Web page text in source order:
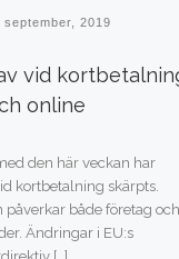
september, 2019
vid
online
den här veckan har
kortbetalning skärpts.
påverkar både företag och
Ändringar i EU:s